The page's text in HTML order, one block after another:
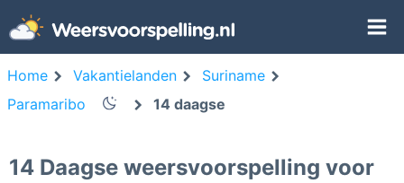
Home Vakantielanden
Suriname
Paramaribo
14 daagse
14 Daagse weersvoorspelling voor